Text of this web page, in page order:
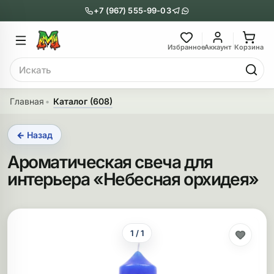
+7 (967) 555-99-03
ИзбранноеАккаунт Корзина
Поиск
Главное меню
Бонги
бонги
бонги
Главное
Трубки
Главная Каталог (608)
← Назад
Ароматическая свеча для
интерьера «Небесная орхидея»
1 / 1